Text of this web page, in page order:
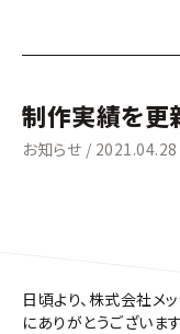
制作実績を更
お知らせ / 2021.04.28
日頃より、株式会社メ
にありがとうございます